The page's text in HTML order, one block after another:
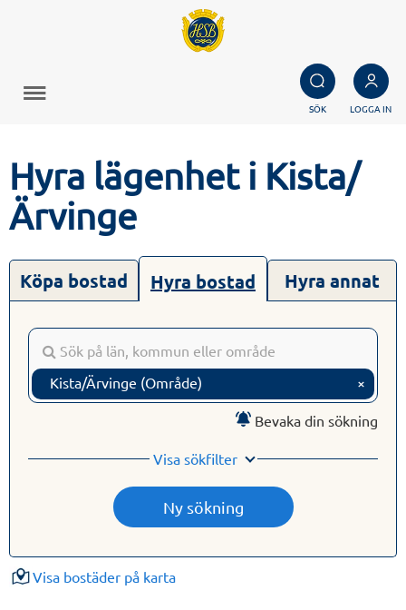
SÖK LOGGA IN
Hyra lägenhet i Kista/
Ärvinge
Köpa bostad Hyra bostad Hyra annat
Kista/Ärvinge (Område) ×
Bevaka din sökning
Visa sökfilter
Visa bostäder på karta